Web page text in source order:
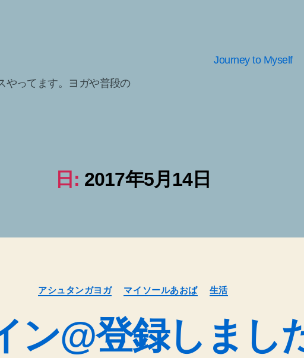
やってます。ヨガや普段の
Journey to Myself
日: 2017年5月14日
カ
テ
リ
ー
アシュタンガヨガ マイソールあおば 生活
ン@登録しまし